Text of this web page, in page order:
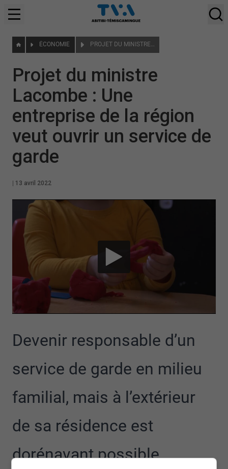
ÉCONOMIE PROJET DU MINISTRE LACOMBE : UNE ENTREPRISE DE LA RÉGION VEUT OUVRIR UN SERVICE DE GARDE
Projet du ministre
Lacombe : Une
entreprise de la région
veut ouvrir un service de
garde
13 avril 2022
Devenir responsable d’un
service de garde en milieu
familial, mais à l’extérieur
de sa résidence est
dorénavant possible.